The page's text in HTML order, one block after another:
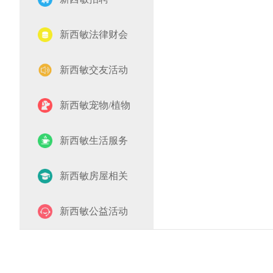
新西敏法律财会
新西敏交友活动
新西敏宠物/植物
新西敏生活服务
新西敏房屋相关
新西敏公益活动